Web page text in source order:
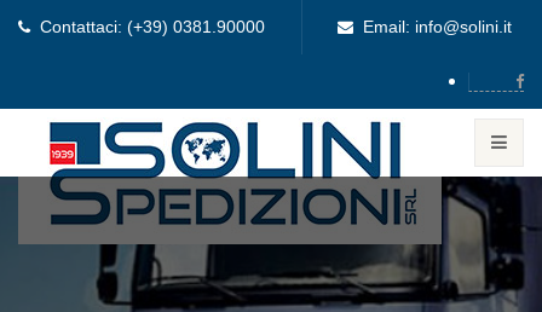
Contattaci: (+39) 0381.90000 Email: info@solini.it